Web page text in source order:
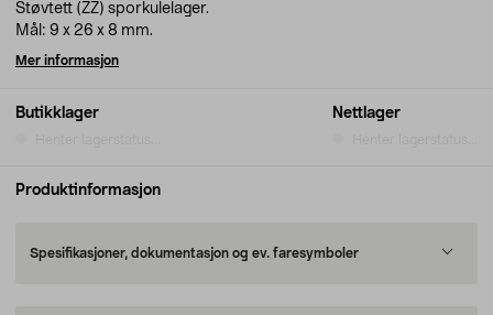
Butikklager Nettlager
Støvtett (ZZ) sporkulelager.
Mål: 9 x 26 x 8 mm.
Mer informasjon
Produktinformasjon
Spesifikasjoner, dokumentasjon og ev. faresymboler